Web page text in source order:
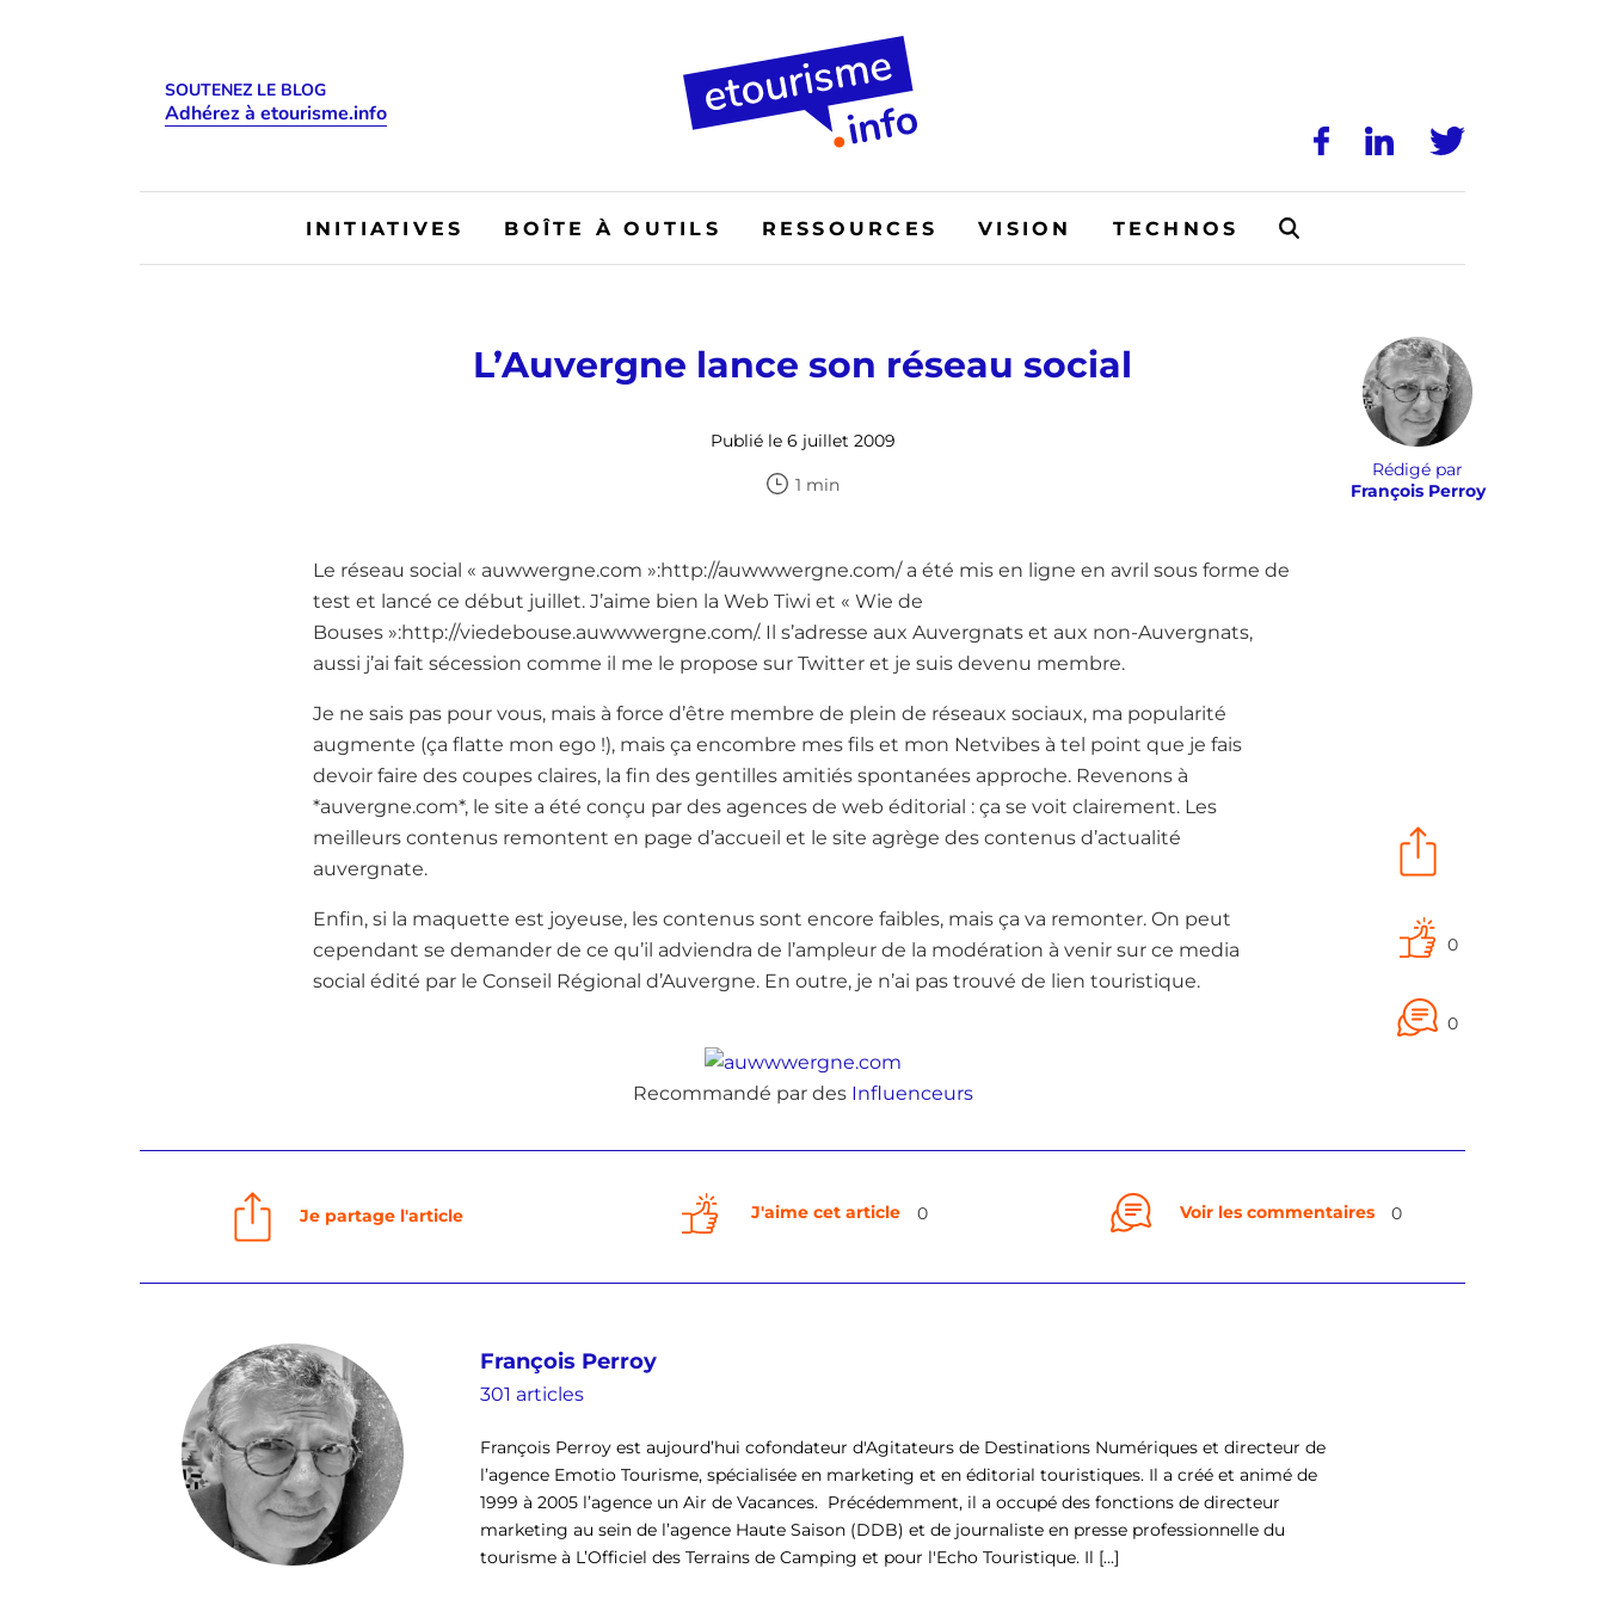
SOUTENEZ LE BLOG
Adhérez à etourisme.info
INITIATIVES BOÎTE À OUTILS RESSOURCES VISION TECHNOS
L’Auvergne lance son réseau social
Publié le 6 juillet 2009
1 min
Rédigé par
François Perroy
0
0
Le réseau social « auwwergne.com »:http://auwwwergne.com/ a été mis en ligne en avril sous forme de
test et lancé ce début juillet. J’aime bien la Web Tiwi et « Wie de
Bouses »:http://viedebouse.auwwwergne.com/. Il s’adresse aux Auvergnats et aux non-Auvergnats,
aussi j’ai fait sécession comme il me le propose sur Twitter et je suis devenu membre.
Je ne sais pas pour vous, mais à force d’être membre de plein de réseaux sociaux, ma popularité
augmente (ça flatte mon ego !), mais ça encombre mes fils et mon Netvibes à tel point que je fais
devoir faire des coupes claires, la fin des gentilles amitiés spontanées approche. Revenons à
*auvergne.com*, le site a été conçu par des agences de web éditorial : ça se voit clairement. Les
meilleurs contenus remontent en page d’accueil et le site agrège des contenus d’actualité
auvergnate.
Enfin, si la maquette est joyeuse, les contenus sont encore faibles, mais ça va remonter. On peut
cependant se demander de ce qu’il adviendra de l’ampleur de la modération à venir sur ce media
social édité par le Conseil Régional d’Auvergne. En outre, je n’ai pas trouvé de lien touristique.
Recommandé par des Influenceurs
Je partage l'article J'aime cet article 0 Voir les commentaires 0
François Perroy
301 articles
François Perroy est aujourd’hui cofondateur d'Agitateurs de Destinations Numériques et directeur de
l’agence Emotio Tourisme, spécialisée en marketing et en éditorial touristiques. Il a créé et animé de
1999 à 2005 l’agence un Air de Vacances. Précédemment, il a occupé des fonctions de directeur
marketing au sein de l’agence Haute Saison (DDB) et de journaliste en presse professionnelle du
tourisme à L’Officiel des Terrains de Camping et pour l'Echo Touristique. Il [...]